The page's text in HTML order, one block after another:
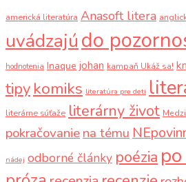
americká literatúra Anasoft litera
uvádzajúdo
hodnotenia Inaque johan kampaň Ukáž sa!
tipy komiks literatúra pre deti
literárne súťaže literárny život
pokračovaniena tému
nádej odborné články poézia